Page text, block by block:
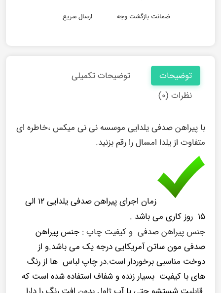
ضمانت بازگشت وجه ارسال سریع
توضیحات
توضیحات تکمیلی
نظرات (۰)
با پیراهن صدفی یلدایی موسسه نی نی میکس ،خاطره ای
متفاوت از یلدا امسال را رقم بزنید.
زمان اجرای پیراهن صدفی یلدایی ۱۲ الی
۱۵ روز کاری می باشد .
جنس پیراهن صدفی و کیفیت چاپ : جنس پیراهن
صدفی مون ساتن آمریکایی درجه یک می باشد.و از
دوخت مناسبی برخوردار است.در چاپ لباس ها از رنگ
های با کیفیت بسیار زنده و شفاف استفاده شده است که